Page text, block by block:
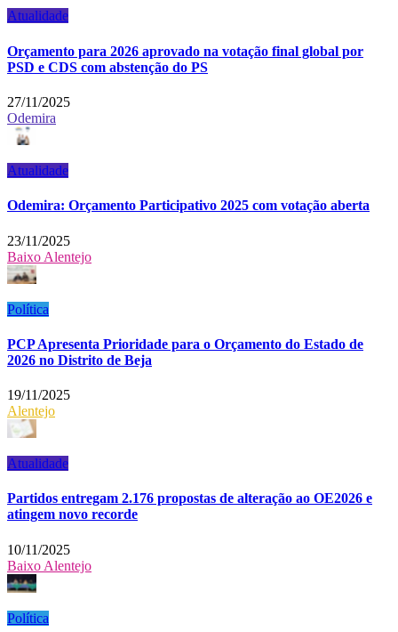
Atualidade
Orçamento para 2026 aprovado na votação final global por
PSD e CDS com abstenção do PS
27/11/2025
Odemira
Atualidade
Odemira: Orçamento Participativo 2025 com votação aberta
23/11/2025
Baixo Alentejo
Política
PCP Apresenta Prioridade para o Orçamento do Estado de
2026 no Distrito de Beja
19/11/2025
Alentejo
Atualidade
Partidos entregam 2.176 propostas de alteração ao OE2026 e
atingem novo recorde
10/11/2025
Baixo Alentejo
Política